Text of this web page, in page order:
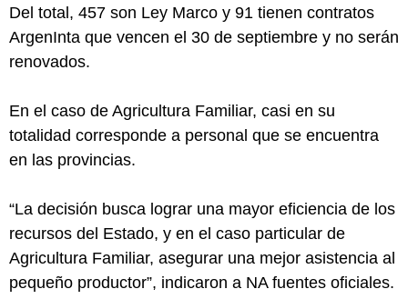
Del total, 457 son Ley Marco y 91 tienen contratos
ArgenInta que vencen el 30 de septiembre y no serán
renovados.
En el caso de Agricultura Familiar, casi en su
totalidad corresponde a personal que se encuentra
en las provincias.
“La decisión busca lograr una mayor eficiencia de los
recursos del Estado, y en el caso particular de
Agricultura Familiar, asegurar una mejor asistencia al
pequeño productor”, indicaron a NA fuentes oficiales.